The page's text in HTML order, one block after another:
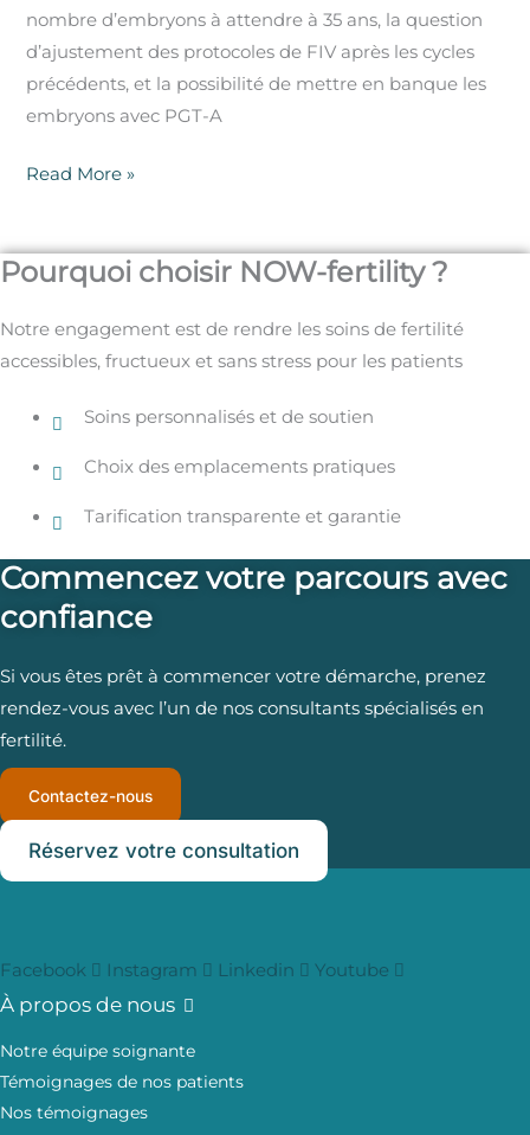
nombre d’embryons à attendre à 35 ans, la question
d’ajustement des protocoles de FIV après les cycles
précédents, et la possibilité de mettre en banque les
embryons avec PGT-A
Read More »
Pourquoi choisir NOW-fertility ?
Notre engagement est de rendre les soins de fertilité
accessibles, fructueux et sans stress pour les patients
Soins personnalisés et de soutien
Choix des emplacements pratiques
Tarification transparente et garantie
Commencez votre parcours avec
confiance
Si vous êtes prêt à commencer votre démarche, prenez
rendez-vous avec l’un de nos consultants spécialisés en
fertilité.
Contactez-nous
Réservez votre consultation
Facebook Instagram Linkedin Youtube
À propos de nous
Notre équipe soignante
Témoignages de nos patients
Nos témoignages